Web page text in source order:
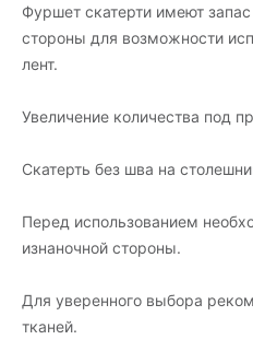
Фуршет скатерти имеют
стороны для возможности
лент.
Увеличение количества под
Скатерть без шва на
Перед использованием
изнаночной стороны.
Для уверенного выбора
тканей.